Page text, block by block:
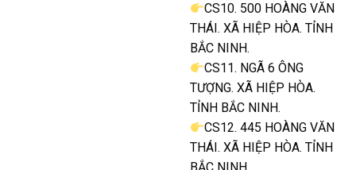
CS10. 500 HOÀNG VĂN
THÁI. XÃ HIỆP HÒA. TỈNH
BẮC NINH.
CS11. NGÃ 6 ÔNG
TƯỢNG. XÃ HIỆP HÒA.
TỈNH BẮC NINH.
CS12. 445 HOÀNG VĂN
THÁI. XÃ HIỆP HÒA. TỈNH